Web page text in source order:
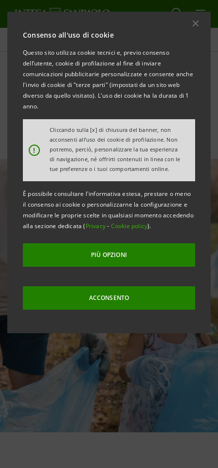
Consenso all'uso di cookie
Questo sito utilizza cookie tecnici e, previo consenso
dell’utente, cookie di profilazione al fine di inviare
comunicazioni pubblicitarie personalizzate e consente anche
l'invio di cookie di "terze parti" (impostati da un sito web
diverso da quello visitato). L'uso dei cookie ha la durata di 1
anno.
!
Cliccando sulla [x] di chiusura del banner, non
acconsenti all’uso dei cookie di profilazione. Non
potremo, perciò, personalizzare la tua esperienza
di navigazione, né offrirti contenuti in linea con le
tue preferenze o i tuoi comportamenti online.
È possibile consultare l'informativa estesa, prestare o meno
il consenso ai cookie o personalizzarne la configurazione e
modificare le proprie scelte in qualsiasi momento accedendo
alla sezione dedicata (Privacy- Cookie policy).
PIÙ OPZIONI
ACCONSENTO
Ricerche Comportamentali
L’aumento dei Senior
italiani e la Silver Economy